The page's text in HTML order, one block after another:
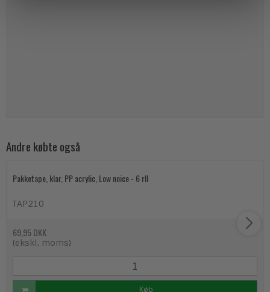
Andre købte også
Pakketape, klar, PP acrylic, Low noice - 6 rll
TAP210
69,95 DKK
(ekskl. moms)
Køb